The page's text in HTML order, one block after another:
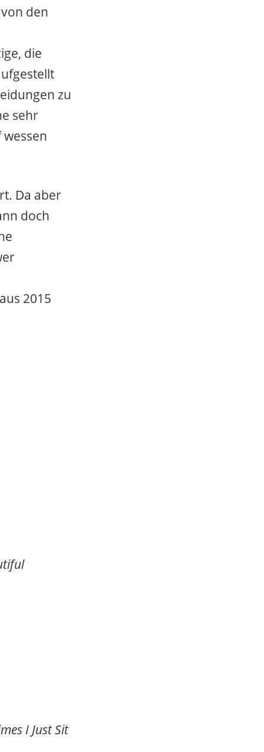
den
die
zu
sehr
Da aber
doch
2015
I Just Sit